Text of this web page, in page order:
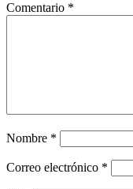
Comentario *
Nombre *
Correo electrónico *